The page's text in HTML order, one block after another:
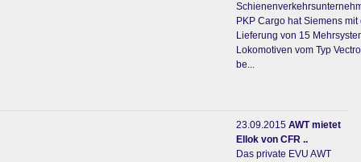
PKP Cargo hat Siemens mit
Lieferung von 15
Lokomotiven vom Typ
be...
23.09.2015 AWT mietet
Ellok von CFR ..
Das private EVU AWT